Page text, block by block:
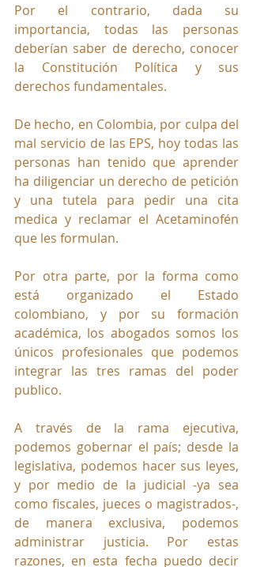
Por el contrario, dada su
importancia, todas las personas
deberían saber de derecho, conocer
la Constitución Política y sus
derechos fundamentales.
De hecho, en Colombia, por culpa del
mal servicio de las EPS, hoy todas las
personas han tenido que aprender
ha diligenciar un derecho de petición
y una tutela para pedir una cita
medica y reclamar el Acetaminofén
que les formulan.
Por otra parte, por la forma como
está organizado el Estado
colombiano, y por su formación
académica, los abogados somos los
únicos profesionales que podemos
integrar las tres ramas del poder
publico.
A través de la rama ejecutiva,
podemos gobernar el país; desde la
legislativa, podemos hacer sus leyes,
y por medio de la judicial -ya sea
como fiscales, jueces o magistrados-,
de manera exclusiva, podemos
administrar justicia. Por estas